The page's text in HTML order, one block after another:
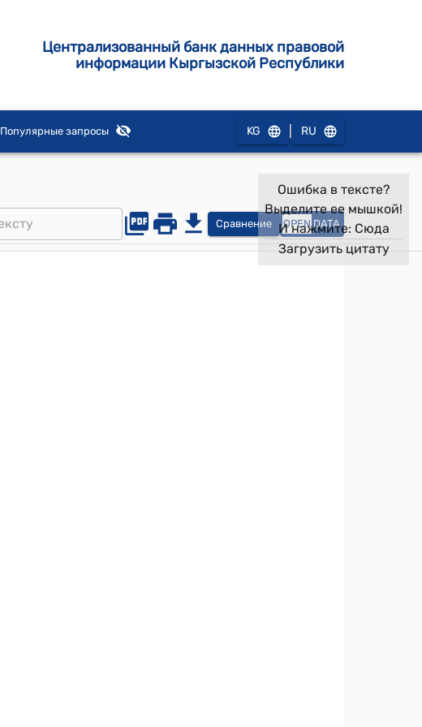
Централизованный банк данных правовой
информации Кыргызской Республики
Популярные запросы KG RU
Сравнение OPEN DATA
Ошибка в тексте?
Выделите ее мышкой!
И нажмите: Сюда
Загрузить цитату